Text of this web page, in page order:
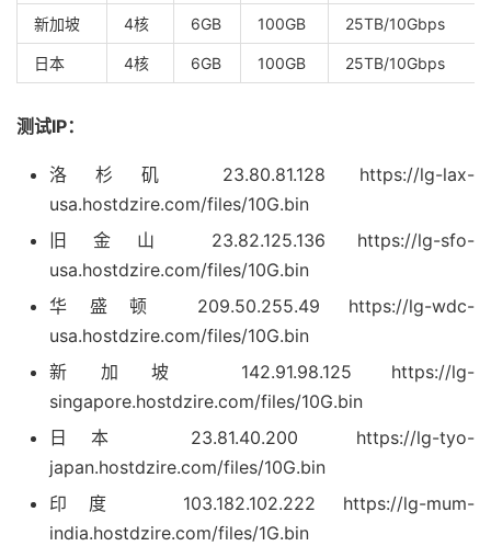
新加坡 4核 6GB 100GB 25TB/10Gbps
日本 4核 6GB 100GB 25TB/10Gbps
测试IP：
洛杉矶 23.80.81.128 https://lg-lax-
usa.hostdzire.com/files/10G.bin
旧金山 23.82.125.136 https://lg-sfo-
usa.hostdzire.com/files/10G.bin
华盛顿 209.50.255.49 https://lg-wdc-
usa.hostdzire.com/files/10G.bin
新加坡 142.91.98.125 https://lg-
singapore.hostdzire.com/files/10G.bin
日本 23.81.40.200 https://lg-tyo-
japan.hostdzire.com/files/10G.bin
印度 103.182.102.222 https://lg-mum-
india.hostdzire.com/files/1G.bin